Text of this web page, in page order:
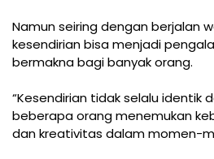
Namun seiring dengan berjalan
kesendirian bisa menjadi
bermakna bagi banyak orang.
“Kesendirian tidak selalu identik
beberapa orang menemukan
dan kreativitas dalam momen-